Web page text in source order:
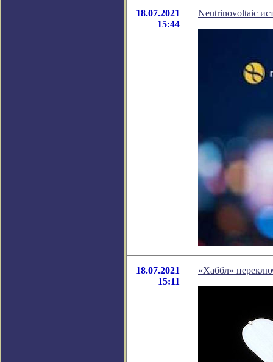
18.07.2021
15:44
Neutrinovoltaic
18.07.2021
15:11
«Хаббл»